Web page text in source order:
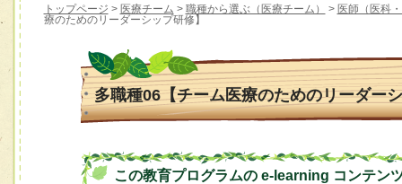
トップページ > 医療チーム > 職種から選ぶ（医療チーム） > 医師（医科
療のためのリーダーシップ研修】
多職種06【チーム医療のためのリーダー
この教育プログラムの e-learning コンテン